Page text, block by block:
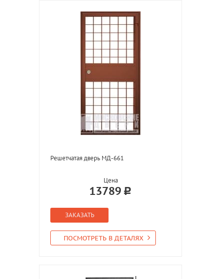
Решетчатая дверь МД-661
Цена
13789
ЗАКАЗАТЬ
ПОСМОТРЕТЬ В ДЕТАЛЯХ